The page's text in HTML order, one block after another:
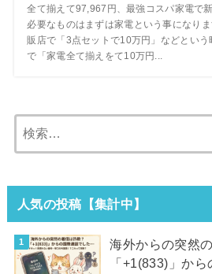
全て揃えて97,967円、最強コスパ家電で
必要なものはまずは家電という事になり
販店で「3点セットで10万円」などとい
で「家電全て揃えをて10万円...
索:
人気の投稿【集計中】
海外からの突然
「+1(833)」か